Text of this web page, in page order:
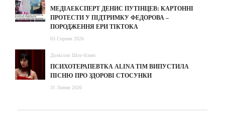
МЕДІАЕКСПЕРТ ДЕНИС ПУТІНЦЕВ: КАРТОННІ
ПРОТЕСТИ У ПІДТРИМКУ ФЕДОРОВА –
ПОРОДЖЕННЯ ЕРИ ТІКТОКА
03 Серпня 2026
Дозвілля Шоу-бізнес
ПСИХОТЕРАПЕВТКА ALINA TIM ВИПУСТИЛА
ПІСНЮ ПРО ЗДОРОВІ СТОСУНКИ
31 Липня 2026